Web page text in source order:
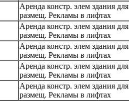
Аренда констр. элем здания для
размещ. Рекламы в лифтах
Аренда констр. элем здания для
размещ. Рекламы в лифтах
Аренда констр. элем здания для
размещ. Рекламы в лифтах
Аренда констр. элем здания для
размещ. Рекламы в лифтах
Аренда констр. элем здания для
размещ. Рекламы в лифтах